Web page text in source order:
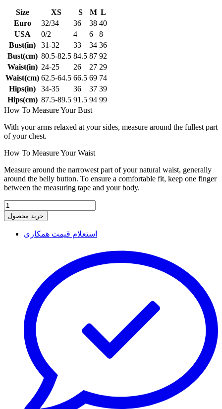
Size XS S M L
Euro
32/34 36 38 40
USA
0/2 4 6
8
Bust(in)
31-32 33 34 36
Bust(cm) 80.5-82.5 84.5 87 92
Waist(in) 24-25 26 27 29
Waist(cm) 62.5-64.5 66.5 69 74
Hips(in)
34-35 36 37 39
Hips(cm) 87.5-89.5 91.5 94 99
How To Measure Your Bust
With your arms relaxed at your sides, measure around the fullest part
of your chest.
How To Measure Your Waist
Measure around the narrowest part of your natural waist, generally
around the belly button. To ensure a comfortable fit, keep one finger
between the measuring tape and your body.
خرید محصول
استعلام قیمت همکاری